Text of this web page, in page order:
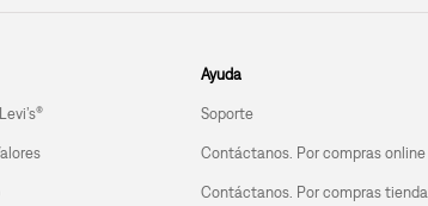
Ayuda
Soporte
Contáctanos. Por compras online
Contáctanos. Por compras tienda